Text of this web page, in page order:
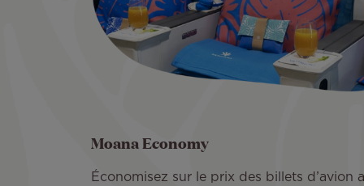
Moana Economy
Économisez sur le prix des billets d’avion